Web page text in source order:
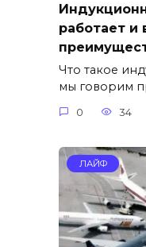
работает и
Что такое
мы говорим
0 34
ЛАЙФ